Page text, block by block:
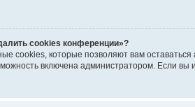
cookies конференции»?
cookies, которые позволяют вам
включена администратором. Если